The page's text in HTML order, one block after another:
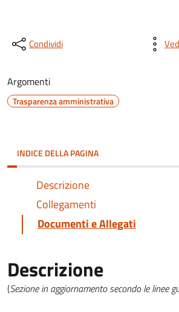
Condividi
Argomenti
Trasparenza amministrativa
INDICE DELLA PAGINA
Descrizione
Collegamenti
Documenti e Allegati
Descrizione
(Sezione in aggiornamento secondo le linee